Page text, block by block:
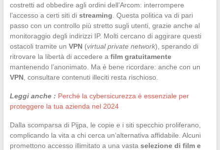
costretti ad obbedire agli ordini dell’Arcom: interrompere
l’accesso a certi siti di streaming . Questa politica va di pari
passo con un controllo più stretto sugli utenti, grazie anche al
monitoraggio degli indirizzi IP. Molti cercano di aggirare questi
ostacoli tramite un VPN(virtual private network), sperando di
ritrovare la libertà di accedere a film gratuitamente
mantenendo l’anonimato. Ma è bene ricordare: anche con un
VPN, consultare contenuti illeciti resta rischioso.
Leggi anche : Perché la cybersicurezza è essenziale per
proteggere la tua azienda nel 2024
Dalla scomparsa di Pijpa, le copie e i siti specchio proliferano,
complicando la vita a chi cerca un’alternativa affidabile. Alcuni
promettono accesso illimitato a una vasta selezione di film e